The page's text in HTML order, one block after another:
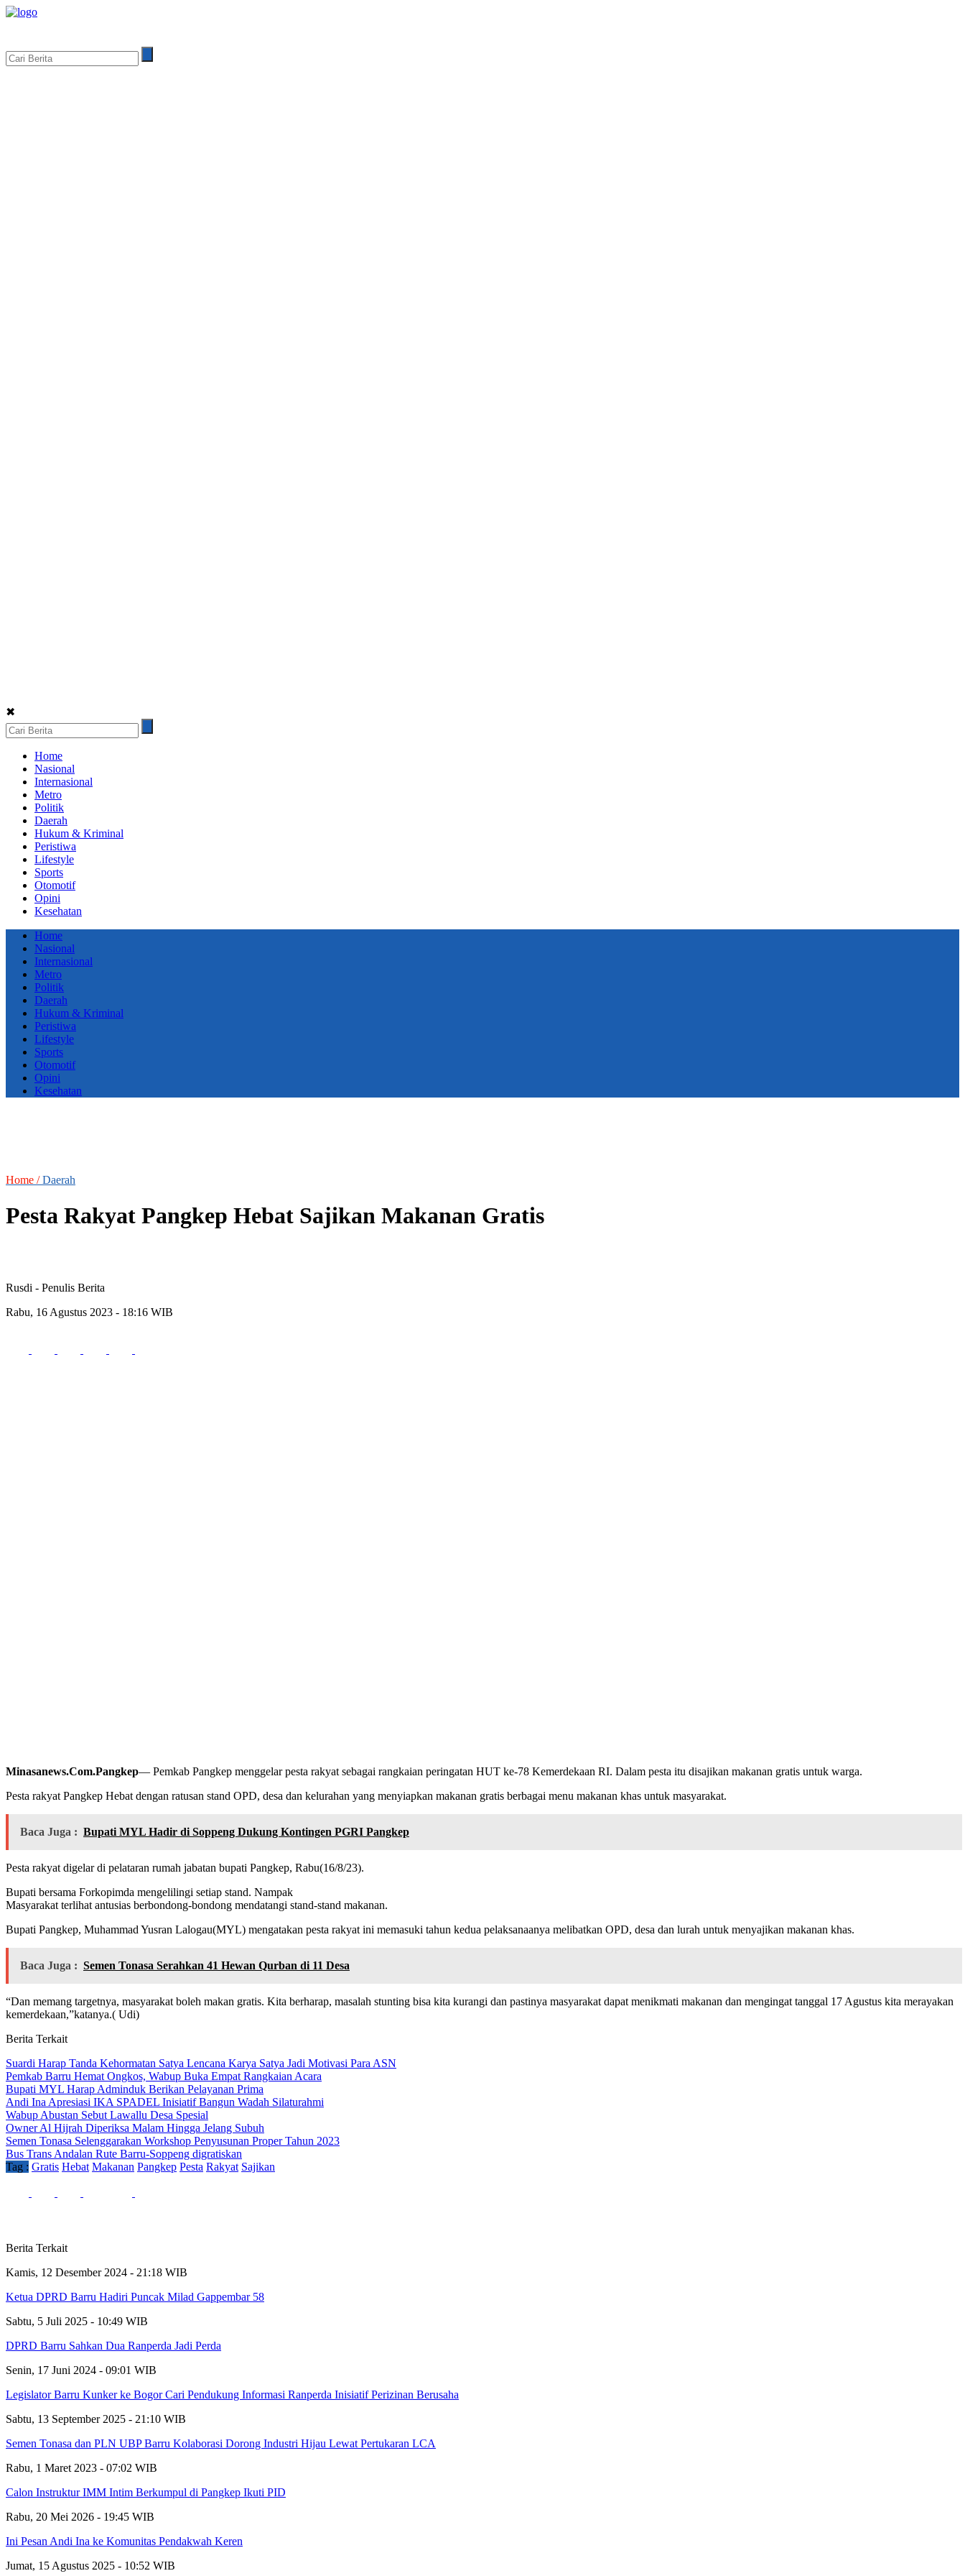
✖
Home
Nasional
Internasional
Metro
Politik
Daerah
Hukum & Kriminal
Peristiwa
Lifestyle
Sports
Otomotif
Opini
Kesehatan
Home
Nasional
Internasional
Metro
Politik
Daerah
Hukum & Kriminal
Peristiwa
Lifestyle
Sports
Otomotif
Opini
Kesehatan
Home /Daerah
Pesta Rakyat Pangkep Hebat Sajikan Makanan Gratis
Rusdi - Penulis Berita
Rabu, 16 Agustus 2023 - 18:16 WIB
Minasanews.Com.Pangkep— Pemkab Pangkep menggelar pesta rakyat sebagai rangkaian peringatan HUT ke-78 Kemerdekaan RI. Dalam pesta itu disajikan makanan gratis untuk warga.
Pesta rakyat Pangkep Hebat dengan ratusan stand OPD, desa dan kelurahan yang menyiapkan makanan gratis berbagai menu makanan khas untuk masyarakat.
Baca Juga : Bupati MYL Hadir di Soppeng Dukung Kontingen PGRI Pangkep
Pesta rakyat digelar di pelataran rumah jabatan bupati Pangkep, Rabu(16/8/23).
Bupati bersama Forkopimda mengelilingi setiap stand. Nampak
Masyarakat terlihat antusias berbondong-bondong mendatangi stand-stand makanan.
Bupati Pangkep, Muhammad Yusran Lalogau(MYL) mengatakan pesta rakyat ini memasuki tahun kedua pelaksanaanya melibatkan OPD, desa dan lurah untuk menyajikan makanan khas.
Baca Juga : Semen Tonasa Serahkan 41 Hewan Qurban di 11 Desa
“Dan memang targetnya, masyarakat boleh makan gratis. Kita berharap, masalah stunting bisa kita kurangi dan pastinya masyarakat dapat menikmati makanan dan mengingat tanggal 17 Agustus kita merayakan
kemerdekaan,”katanya.( Udi)
Berita Terkait
Suardi Harap Tanda Kehormatan Satya Lencana Karya Satya Jadi Motivasi Para ASN
Pemkab Barru Hemat Ongkos, Wabup Buka Empat Rangkaian Acara
Bupati MYL Harap Adminduk Berikan Pelayanan Prima
Andi Ina Apresiasi IKA SPADEL Inisiatif Bangun Wadah Silaturahmi
Wabup Abustan Sebut Lawallu Desa Spesial
Owner Al Hijrah Diperiksa Malam Hingga Jelang Subuh
Semen Tonasa Selenggarakan Workshop Penyusunan Proper Tahun 2023
Bus Trans Andalan Rute Barru-Soppeng digratiskan
Tag : Gratis Hebat Makanan Pangkep Pesta Rakyat Sajikan
Berita Terkait
Kamis, 12 Desember 2024 - 21:18 WIB
Ketua DPRD Barru Hadiri Puncak Milad Gappembar 58
Sabtu, 5 Juli 2025 - 10:49 WIB
DPRD Barru Sahkan Dua Ranperda Jadi Perda
Senin, 17 Juni 2024 - 09:01 WIB
Legislator Barru Kunker ke Bogor Cari Pendukung Informasi Ranperda Inisiatif Perizinan Berusaha
Sabtu, 13 September 2025 - 21:10 WIB
Semen Tonasa dan PLN UBP Barru Kolaborasi Dorong Industri Hijau Lewat Pertukaran LCA
Rabu, 1 Maret 2023 - 07:02 WIB
Calon Instruktur IMM Intim Berkumpul di Pangkep Ikuti PID
Rabu, 20 Mei 2026 - 19:45 WIB
Ini Pesan Andi Ina ke Komunitas Pendakwah Keren
Jumat, 15 Agustus 2025 - 10:52 WIB